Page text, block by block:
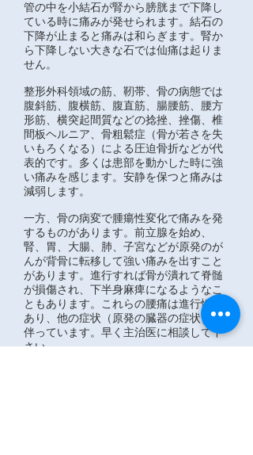
管の中を小結石が腎から膀胱まで下降し
ている時に痛みが発せられます。結石の
下降が止まると痛みは和らぎます。腎か
ら下降しない大きな石では仙痛は起りま
せん。
整形外科領域の筋、靭帯、骨の病態では
腹斜筋、腹横筋、腹直筋、腸腰筋、腰方
形筋、横突起間質などの捻挫、挫傷、椎
間板ヘルニア、骨粗鬆症（骨が若さを失
いもろくなる）による圧迫骨折などが代
表的です。多くは患部を動かした時に強
い痛みを感じます。安静を保つと痛みは
減弱します。
一方、骨の病変で腫瘍性変化で痛みを発
するものがあります。前立腺を始め、
腎、胃、大腸、肺、子宮などが原発のが
んが背骨に転移して強い痛みを出すこと
があります。進行すれば骨が潰れて脊髄
が損傷され、下半身麻痺になるようなこ
ともあります。これらの腰痛は進行性で
あり、他の症状（原発の臓器の症状）を
伴っています。早く主治医に相談して下
さい。